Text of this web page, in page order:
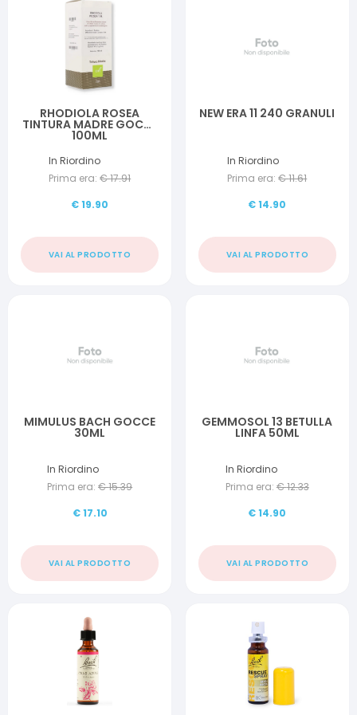
RHODIOLA ROSEA
TINTURA MADRE GOCCE
100ML
In Riordino
Prima era: €17.91
€19.90
VAI AL PRODOTTO
NEW ERA 11 240 GRANULI
In Riordino
Prima era: €11.61
€14.90
VAI AL PRODOTTO
MIMULUS BACH GOCCE
30ML
In Riordino
Prima era: €15.39
€17.10
VAI AL PRODOTTO
GEMMOSOL 13 BETULLA
LINFA 50ML
In Riordino
Prima era: €12.33
€14.90
VAI AL PRODOTTO